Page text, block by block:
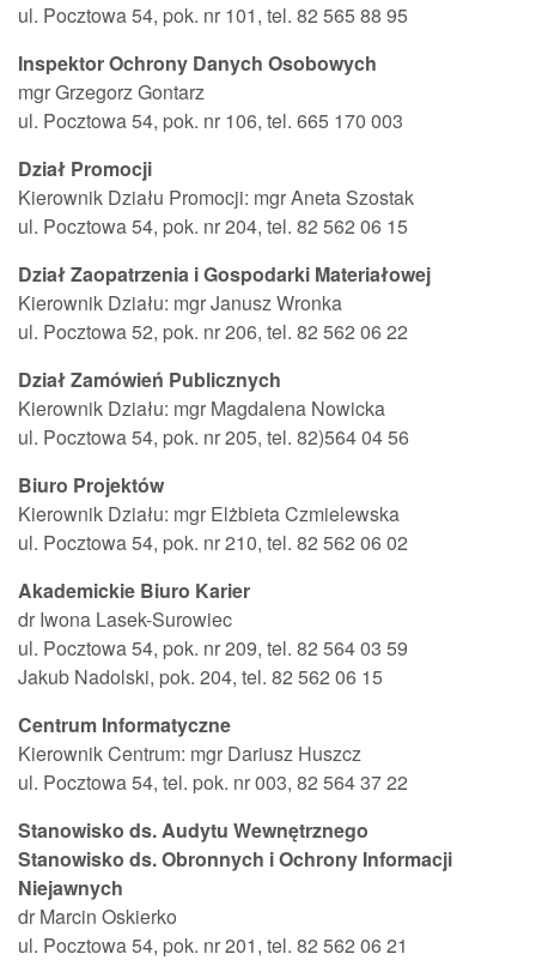
ul. Pocztowa 54, pok. nr 101, tel. 82 565 88 95
Inspektor Ochrony Danych Osobowych
mgr Grzegorz Gontarz
ul. Pocztowa 54, pok. nr 106, tel. 665 170 003
Dział Promocji
Kierownik Działu Promocji: mgr Aneta Szostak
ul. Pocztowa 54, pok. nr 204, tel. 82 562 06 15
Dział Zaopatrzenia i Gospodarki Materiałowej
Kierownik Działu: mgr Janusz Wronka
ul. Pocztowa 52, pok. nr 206, tel. 82 562 06 22
Dział Zamówień Publicznych
Kierownik Działu: mgr Magdalena Nowicka
ul. Pocztowa 54, pok. nr 205, tel. 82)564 04 56
Biuro Projektów
Kierownik Działu: mgr Elżbieta Czmielewska
ul. Pocztowa 54, pok. nr 210, tel. 82 562 06 02
Akademickie Biuro Karier
dr Iwona Lasek-Surowiec
ul. Pocztowa 54, pok. nr 209, tel. 82 564 03 59
Jakub Nadolski, pok. 204, tel. 82 562 06 15
Centrum Informatyczne
Kierownik Centrum: mgr Dariusz Huszcz
ul. Pocztowa 54, tel. pok. nr 003, 82 564 37 22
Stanowisko ds. Audytu Wewnętrznego
Stanowisko ds. Obronnych i Ochrony Informacji
Niejawnych
dr Marcin Oskierko
ul. Pocztowa 54, pok. nr 201, tel. 82 562 06 21